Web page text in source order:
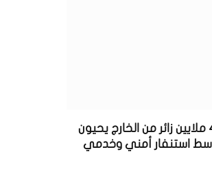
العراق: أكثر من 4.8 ملايين زائر من الخارج يحيون
وسط استنفار أمني وخدمي